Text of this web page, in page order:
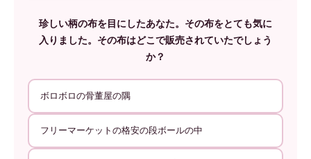
珍しい柄の布を目にしたあなた。その布をとても気に
入りました。その布はどこで販売されていたでしょう
か？
ボロボロの骨董屋の隅
フリーマーケットの格安の段ボールの中